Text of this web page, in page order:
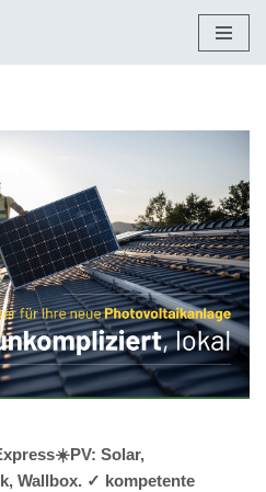
Solar,
Wallbox. ✓ kompetente